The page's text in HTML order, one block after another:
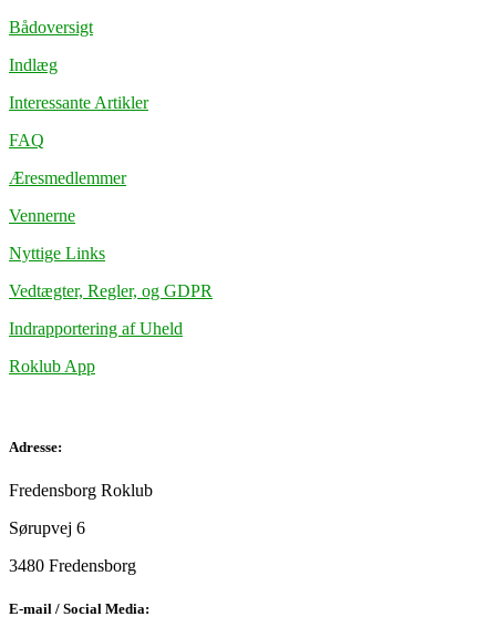
Bådoversigt
Indlæg
Interessante Artikler
FAQ
Æresmedlemmer
Vennerne
Nyttige Links
Vedtægter, Regler, og GDPR
Indrapportering af Uheld
Roklub App
Adresse:
Fredensborg Roklub
Sørupvej 6
3480 Fredensborg
E-mail / Social Media: